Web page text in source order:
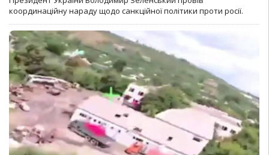
координаційну нараду щодо санкційної політики проти росії.